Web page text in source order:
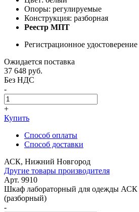
Опоры: регулируемые
Конструкция: разборная
Реестр МПТ
Регистрационное удостоверение
Ожидается поставка
37 648 руб.
Без НДС
-
+
Купить
Способ оплаты
Способ доставки
АСК, Нижний Новгород
Другие товары производителя
Арт. 9910
Шкаф лабораторный для одежды
(разборный)
-